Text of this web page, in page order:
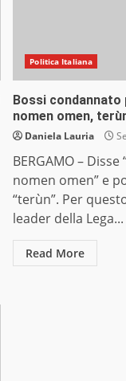
Politica Italiana
Bossi condannato
nomen omen,
Daniela Lauria
BERGAMO –
nomen omen” e
“terùn”. Per
leader della Lega...
Read More